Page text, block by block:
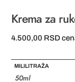
Krema za
4.500,00 RSD
MILILITRAŽA
50ml